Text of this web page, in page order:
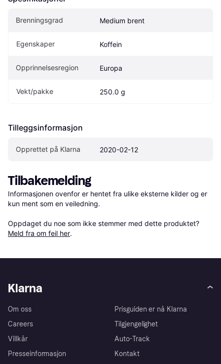
Brenningsgrad Medium brent
Egenskaper Koffein
Opprinnelsesregion Europa
Vekt/pakke 250.0 g
Tilleggsinformasjon
Opprettet på Klarna 2020-02-12
Tilbakemelding
Informasjonen ovenfor er hentet fra ulike eksterne kilder og er
kun ment som en veiledning.
Oppdaget du noe som ikke stemmer med dette produktet?
Meld fra om feil her.
Klarna
Om oss
Careers
Villkår
Presseinformasjon
Prisguiden er nå Klarna
Tilgjengelighet
Auto-Track
Kontakt